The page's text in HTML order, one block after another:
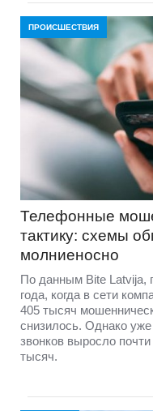
ПРОИСШЕСТВИЯ
Телефонные
тактику: схемы
молниеносно
По данным Bite Latvija,
года, когда в сети
405 тысяч
снизилось. Однако
звонков выросло
тысяч.